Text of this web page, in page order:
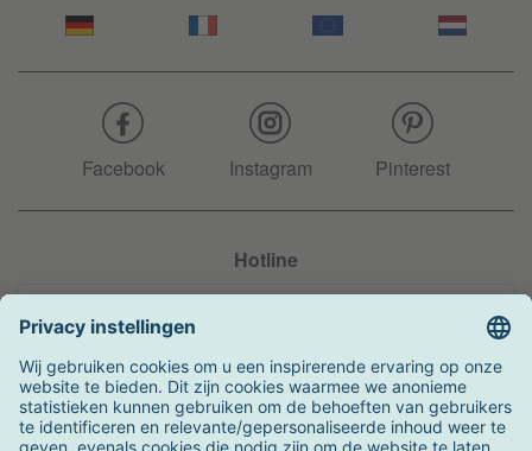
Facebook Instagram Pinterest
Hotline
Zo kunt u betalen